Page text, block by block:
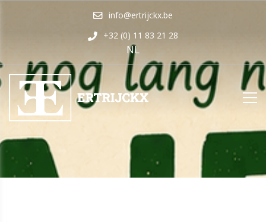
info@ertrijckx.be
+32 (0) 11 83 21 28
NL